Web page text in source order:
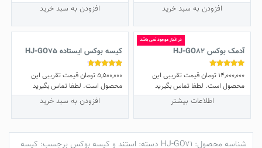
افزودن به سبد خرید
افزودن به سبد خرید
در انبار موجود نمی باشد
آدمک بوکس HJ-GO82
نمره
5.00
از 5
14,000,000 تومانقیمت تقریبی این
محصول است. لطفا تماس بگیرید
اطلاعات بیشتر
کیسه بوکس ایستاده HJ-GO75
نمره
4.50
از 5
5,500,000تومانقیمت تقریبی این
محصول است. لطفا تماس بگیرید
افزودن به سبد خرید
شناسه محصول: HJ-GO71 دسته: استند و کیسه بوکس برچسب: کیسه